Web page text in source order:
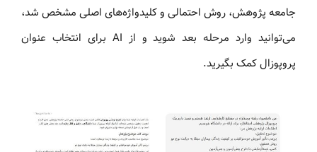
جامعه پژوهش، روش احتمالی و کلیدواژه‌های اصلی مشخص شد،
می‌توانید وارد مرحله بعد شوید و از AI برای انتخاب عنوان
پروپوزال کمک بگیرید.